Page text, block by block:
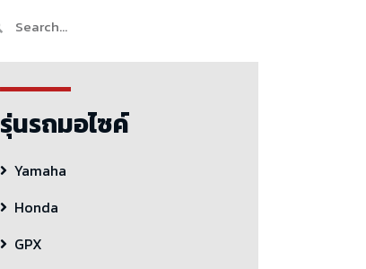
รุ่นรถมอไซค์
Yamaha
Honda
GPX